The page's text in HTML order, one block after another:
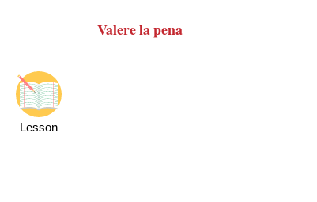
Valere la pena
Lesson